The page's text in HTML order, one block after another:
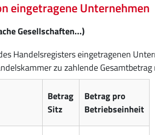
eingetragene Unternehmen
Gesellschaften...)
Handelsregisters eingetragenen
zu zahlende Gesamtbetrag
Betrag
Sitz
Betrag pro
Betriebseinheit